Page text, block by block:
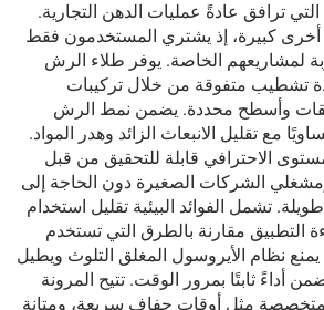
ترافق عادةً عمليات الدهن التجارية.
أخرى كبيرة، إذ يشتري المستخدمون فقط
لمشاريعهم الخاصة. يوفر طلاء الرش
تشطيب متفوقة من خلال تركيبات
وأسطح محددة. يضمن نمط الرش
مع تقليل الانبعاث الزائد وهدر المواد.
الاحترافي قابلة للتحقيق من قبل
ومشغلي الشركات الصغيرة دون الحاجة إلى
تشمل الفوائد البيئية تقليل استخدام
التطبيق مقارنة بالطرق التي تستخدم
يمنع نظام الأيروسول المغلق التلوث ويطيل
أداءً ثابتًا بمرور الوقت. تتيح المرونة
مثل أوقات جفاف سريعة، ومتانة